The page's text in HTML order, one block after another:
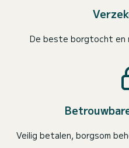
De beste borgtocht en
Veilig betalen, borgsom